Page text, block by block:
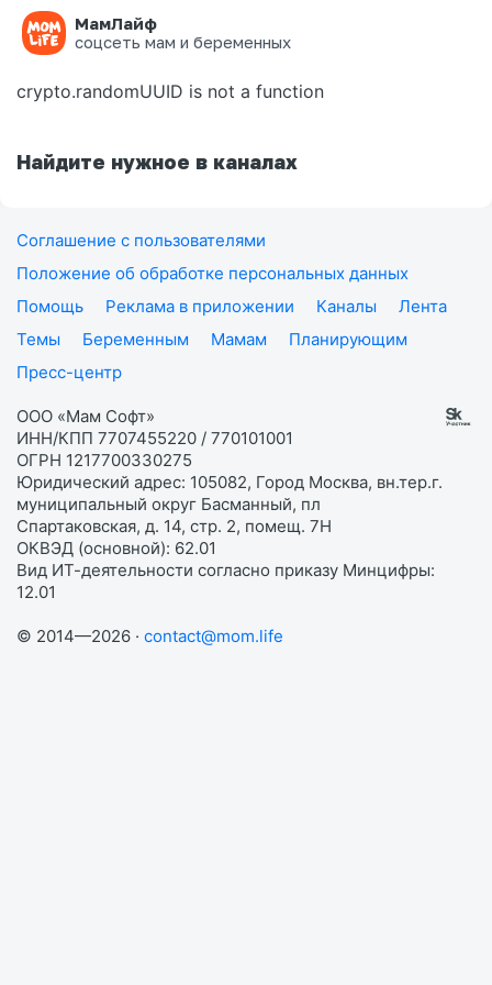
МамЛайф
соцсеть мам и беременных
Ошибка на странице
crypto.randomUUID is not a function
Найдите нужное в каналах
Соглашение с пользователями
Положение об обработке персональных данных
Помощь
Реклама в приложении Каналы
Лента
Темы
Беременным Мамам
Планирующим
Пресс-центр
ООО «Мам Софт»
ИНН/КПП 7707455220 / 770101001
ОГРН 1217700330275
Юридический адрес: 105082, Город Москва, вн.тер.г.
муниципальный округ Басманный, пл
Спартаковская, д. 14, стр. 2, помещ. 7Н
ОКВЭД (основной): 62.01
Вид ИТ-деятельности согласно приказу Минцифры:
12.01
© 2014—2026 · contact@mom.life